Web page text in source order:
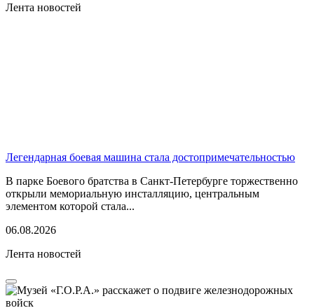
Лента новостей
Легендарная боевая машина стала достопримечательностью
В парке Боевого братства в Санкт-Петербурге торжественно
открыли мемориальную инсталляцию, центральным
элементом которой стала...
06.08.2026
Лента новостей